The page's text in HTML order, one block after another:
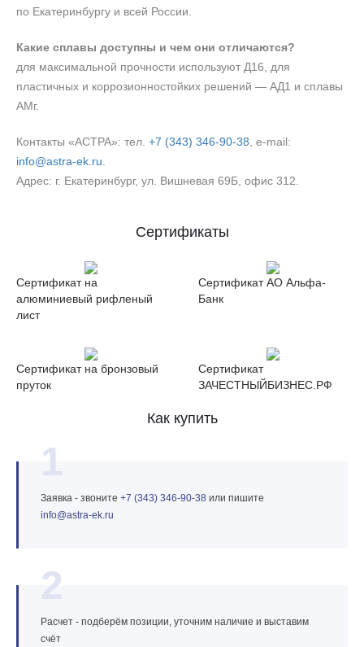
по Екатеринбургу и всей России.
Какие сплавы доступны и чем они отличаются?
для максимальной прочности используют Д16, для
пластичных и коррозионностойких решений — АД1 и сплавы
АМг.
Контакты «АСТРА»: тел. +7 (343) 346‑90‑38 , e‑mail:
info@astra-ek.ru
Адрес: г. Екатеринбург, ул. Вишневая 69Б, офис 312.
Сертификаты
Сертификат на
алюминиевый рифленый
лист
Сертификат АО Альфа-
Банк
Сертификат на бронзовый
пруток
Сертификат
ЗАЧЕСТНЫЙБИЗНЕС.РФ
Как купить
1
Заявка - звоните +7 (343) 346‑90‑38 или пишите
info@astra‑ek.ru
2
Расчет - подберём позиции, уточним наличие и выставим
счёт